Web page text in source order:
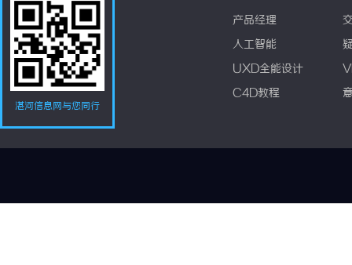
湛河信息网与您同行
产品经理
人工智能
UXD全能设计
C4D教程